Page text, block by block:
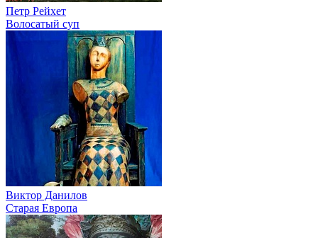
Петр Рейхет
Волосатый суп
Виктор Данилов
Старая Европа